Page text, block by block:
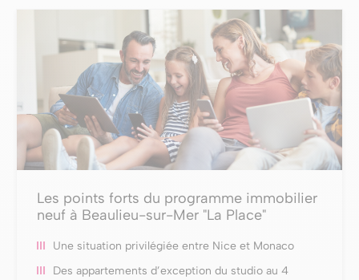
Les points forts du programme immobilier
neuf à Beaulieu-sur-Mer "La Place"
Une situation privilégiée entre Nice et Monaco
Des appartements d’exception du studio au 4